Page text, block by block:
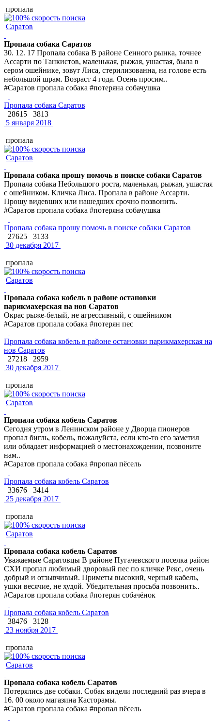
пропала
Саратов
Пропала собака Саратов
30. 12. 17 Пропала собака В районе Сенного рынка, точнее
Ассарти по Танкистов, маленькая, рыжая, ушастая, была в
сером ошейнике, зовут Лиса, стерилизованна, на голове есть
небольшой шрам. Возраст 4 года. Осень просим..
#Саратов пропала собака #потеряна собачушка
Пропала собака Саратов
28615
3813
5 января 2018
пропала
Саратов
Пропала собака прошу помочь в поиске собаки Саратов
Пропала собака Небольшого роста, маленькая, рыжая, ушастая
с ошейником. Кличка Лиса. Пропала в районе Ассарти.
Прошу видевших или нашедших срочно позвонить.
#Саратов пропала собака #потеряна собачушка
Пропала собака прошу помочь в поиске собаки Саратов
27625
3133
30 декабря 2017
пропала
Саратов
Пропала собака кобель в районе остановки
парикмахерская на нов Саратов
Окрас рыже-белый, не агрессивный, с ошейником
#Саратов пропала собака #потерян пес
Пропала собака кобель в районе остановки парикмахерская на
нов Саратов
27218
2959
30 декабря 2017
пропала
Саратов
Пропала собака кобель Саратов
Сегодня утром в Ленинском районе у Дворца пионеров
пропал бигль, кобель, пожалуйста, если кто-то его заметил
или обладает информацией о местонахождении, позвоните
нам..
#Саратов пропала собака #пропал пёсель
Пропала собака кобель Саратов
33676
3414
25 декабря 2017
пропала
Саратов
Пропала собака кобель Саратов
Уважаемые Саратовцы В районе Пугачевского поселка район
СХИ пропал любимый дворовый пес по кличке Рекс, очень
добрый и отзывчивый. Приметы высокий, черный кабель,
ушки весячие, не худой. Убедительная просьба позвонить..
#Саратов пропала собака #потерян собачёнок
Пропала собака кобель Саратов
38476
3128
23 ноября 2017
пропала
Саратов
Пропала собака кобель Саратов
Потерялись две собаки. Собак видели последний раз вчера в
16. 00 около магазина Касторамы.
#Саратов пропала собака #пропал пёсель